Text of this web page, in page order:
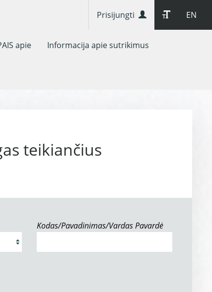
EN
Prisijungti
apie Informacija apie sutrikimus
teikiančius
Kodas/Pavadinimas/Vardas Pavardė